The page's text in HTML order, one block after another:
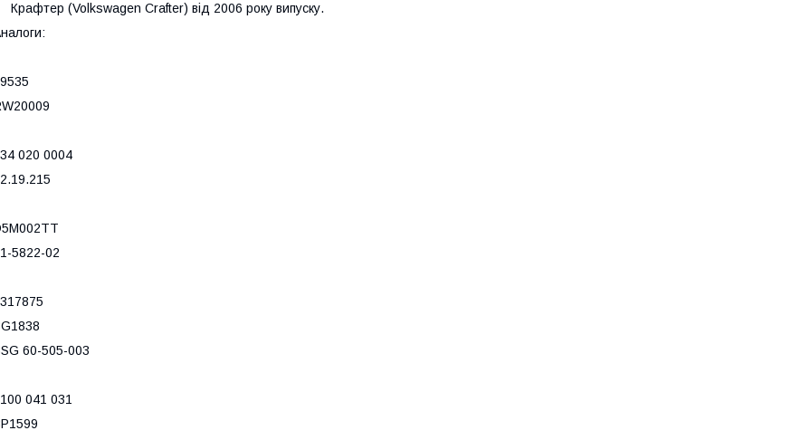
Крафтер (Volkswagen Crafter) від 2006 року випуску.
020 0004
5822-02
60-505-003
041 031